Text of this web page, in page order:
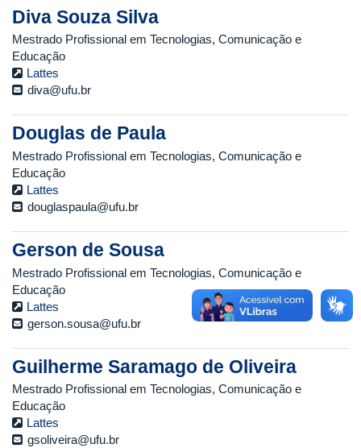
Diva Souza Silva
Mestrado Profissional em Tecnologias, Comunicação e
Educação
Lattes
diva@ufu.br
Douglas de Paula
Mestrado Profissional em Tecnologias, Comunicação e
Educação
Lattes
douglaspaula@ufu.br
Gerson de Sousa
Mestrado Profissional em Tecnologias, Comunicação e
Educação
Lattes
gerson.sousa@ufu.br
Guilherme Saramago de Oliveira
Mestrado Profissional em Tecnologias, Comunicação e
Educação
Lattes
gsoliveira@ufu.br